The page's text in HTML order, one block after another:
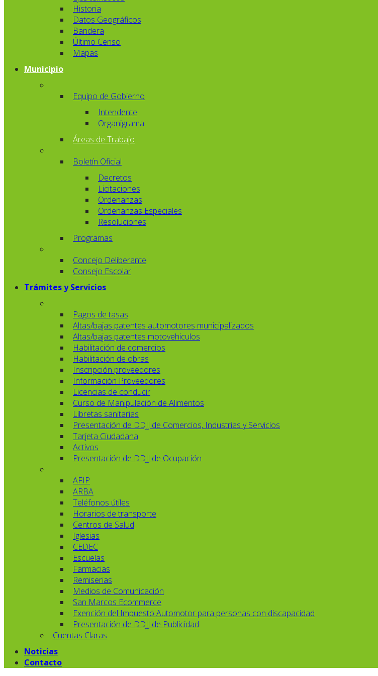
Historia
Datos Geográficos
Bandera
Último Censo
Mapas
Municipio
Equipo de Gobierno
Intendente
Organigrama
Áreas de Trabajo
Boletín Oficial
Decretos
Licitaciones
Ordenanzas
Ordenanzas Especiales
Resoluciones
Programas
Concejo Deliberante
Consejo Escolar
Trámites y Servicios
Pagos de tasas
Altas/bajas patentes automotores municipalizados
Altas/bajas patentes motovehiculos
Habilitación de comercios
Habilitación de obras
Inscripción proveedores
Información Proveedores
Licencias de conducir
Curso de Manipulación de Alimentos
Libretas sanitarias
Presentación de DDJJ de Comercios, Industrias y Servicios
Tarjeta Ciudadana
Activos
Presentación de DDJJ de Ocupación
AFIP
ARBA
Teléfonos útiles
Horarios de transporte
Centros de Salud
Iglesias
CEDEC
Escuelas
Farmacias
Remiserias
Medios de Comunicación
San Marcos Ecommerce
Exención del Impuesto Automotor para personas con discapacidad
Presentación de DDJJ de Publicidad
Cuentas Claras
Noticias
Contacto